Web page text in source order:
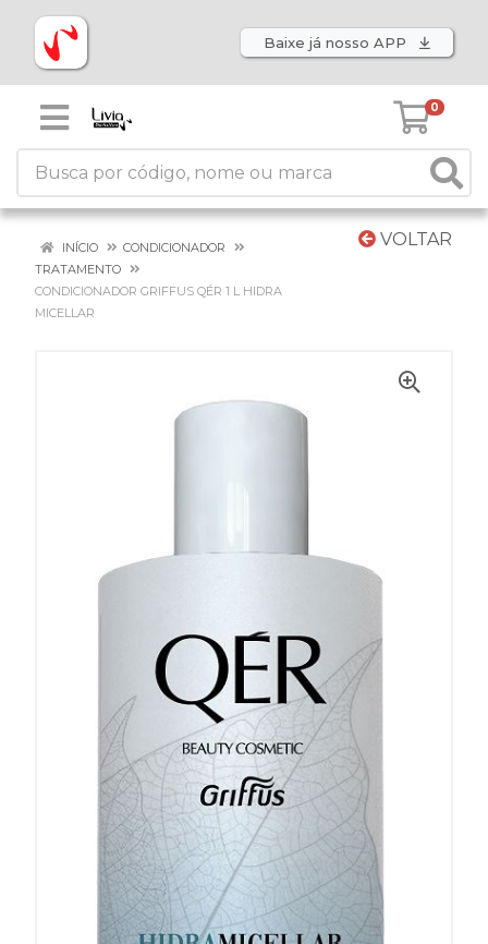
Baixe já nosso APP
0
VOLTAR
INÍCIO
CONDICIONADOR
TRATAMENTO
CONDICIONADOR GRIFFUS QÉR 1 L HIDRA
MICELLAR